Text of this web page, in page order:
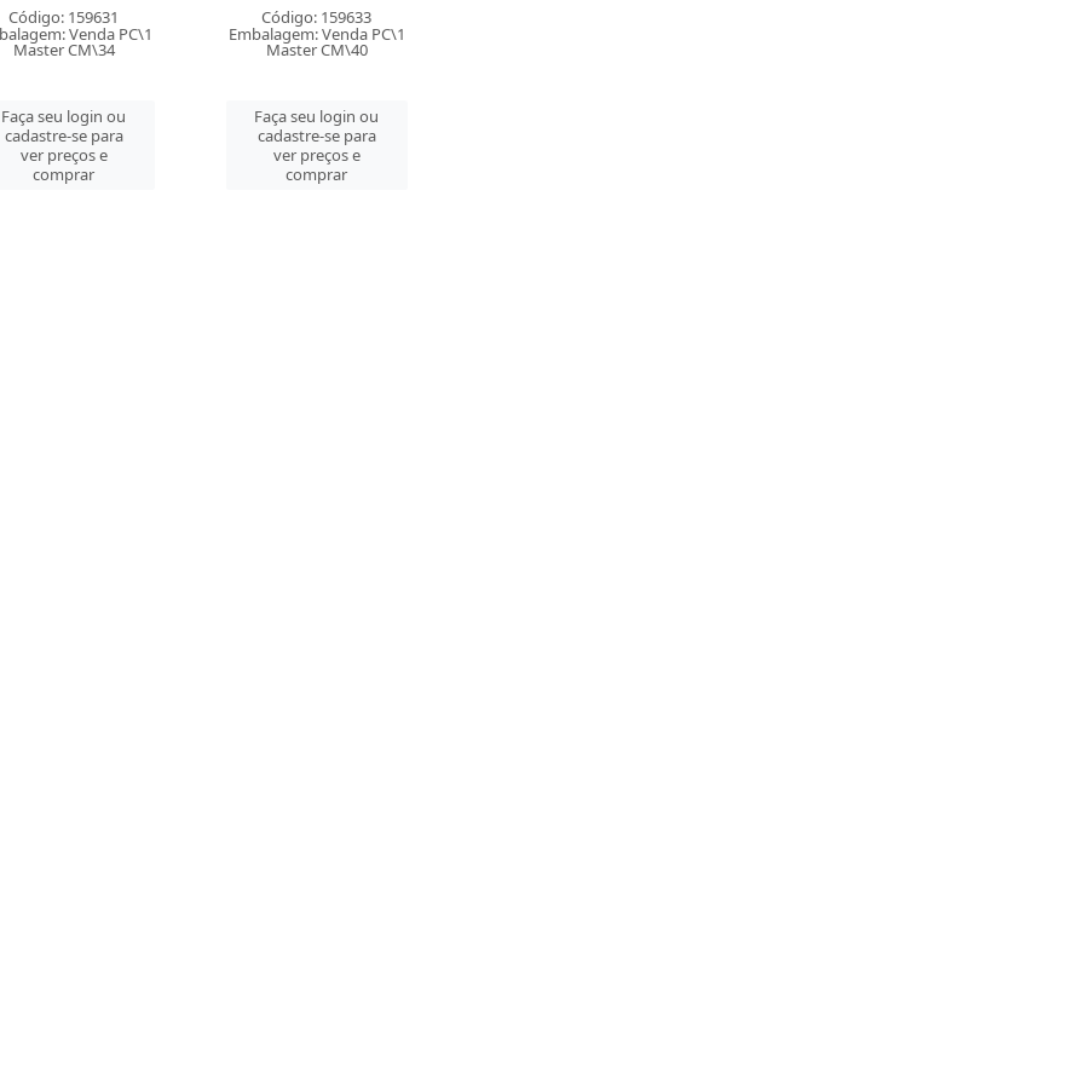
Código: 159631
Venda PC\1
Master CM\34
Faça seu login ou
cadastre-se para
ver preços e
comprar
Código: 159633
Embalagem: Venda PC\1
Master CM\40
Faça seu login ou
cadastre-se para
ver preços e
comprar